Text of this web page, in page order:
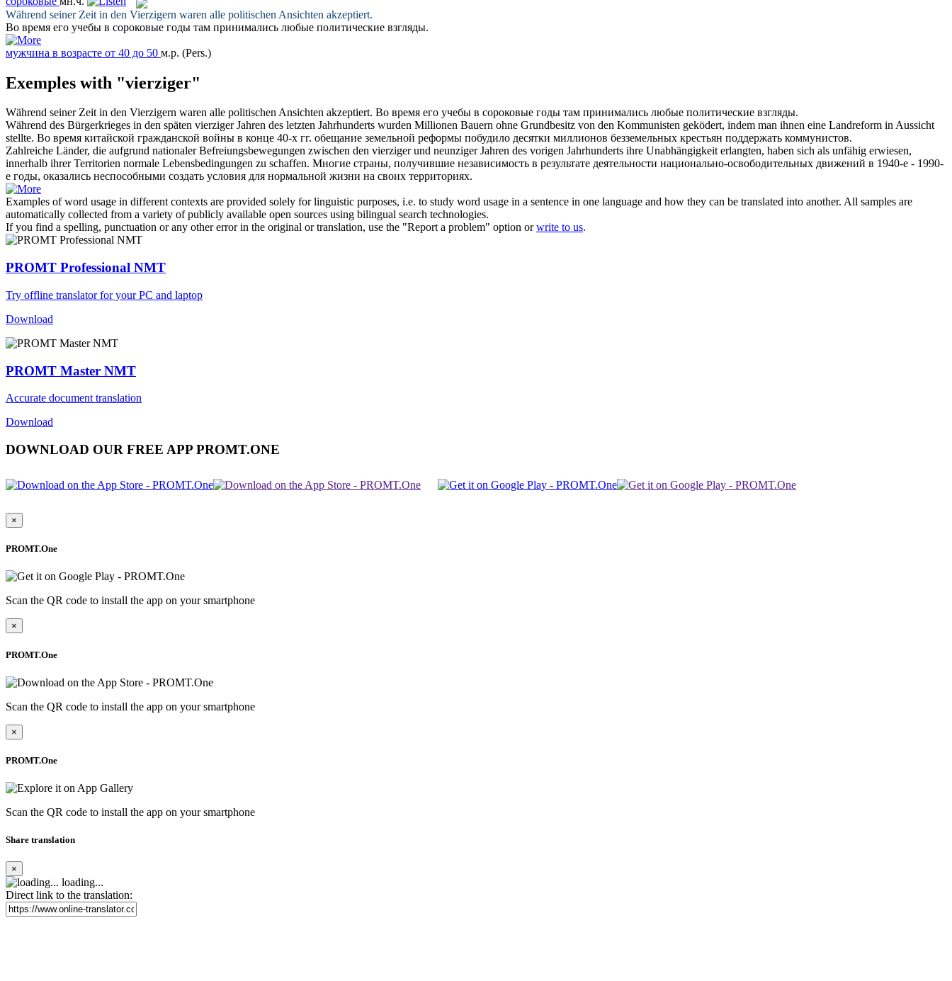
Während seiner Zeit in den Vierzigern waren alle politischen Ansichten akzeptiert.
Во время его учебы в сороковые годы там принимались любые политические взгляды.
мужчина в возрасте от 40 до 50 м.р. (Pers.)
Exemples with "vierziger"
Während seiner Zeit in den Vierzigern waren alle politischen Ansichten akzeptiert. Во время его учебы в сороковые годы там принимались любые политические взгляды.
Während des Bürgerkrieges in den späten vierzigerJahren des letzten Jahrhunderts wurden Millionen Bauern ohne Grundbesitz von den Kommunisten geködert, indem man ihnen eine Landreform in Aussicht
stellte. Во время китайской гражданской войны в конце 40-х гг. обещание земельной реформы побудило десятки миллионов безземельных крестьян поддержать коммунистов.
Zahlreiche Länder, die aufgrund nationaler Befreiungsbewegungen zwischen den vierzigerund neunziger Jahren des vorigen Jahrhunderts ihre Unabhängigkeit erlangten, haben sich als unfähig erwiesen,
innerhalb ihrer Territorien normale Lebensbedingungen zu schaffen. Многие страны, получившие независимость в результате деятельности национально-освободительных движений в 1940-е - 1990-
е годы, оказались неспособными создать условия для нормальной жизни на своих территориях.
Examples of word usage in different contexts are provided solely for linguistic purposes, i.e. to study word usage in a sentence in one language and how they can be translated into another. All samples are
automatically collected from a variety of publicly available open sources using bilingual search technologies.
If you find a spelling, punctuation or any other error in the original or translation, use the "Report a problem" option orwrite to us.
PROMT Professional NMT
Try offline translator for your PC and laptop
Download
PROMT Master NMT
Accurate document translation
Download
DOWNLOAD OUR FREE APP PROMT.ONE
×
PROMT.One
Scan the QR code to install the app on your smartphone
×
PROMT.One
Scan the QR code to install the app on your smartphone
×
PROMT.One
Scan the QR code to install the app on your smartphone
Share translation
×
loading...
Direct link to the translation: